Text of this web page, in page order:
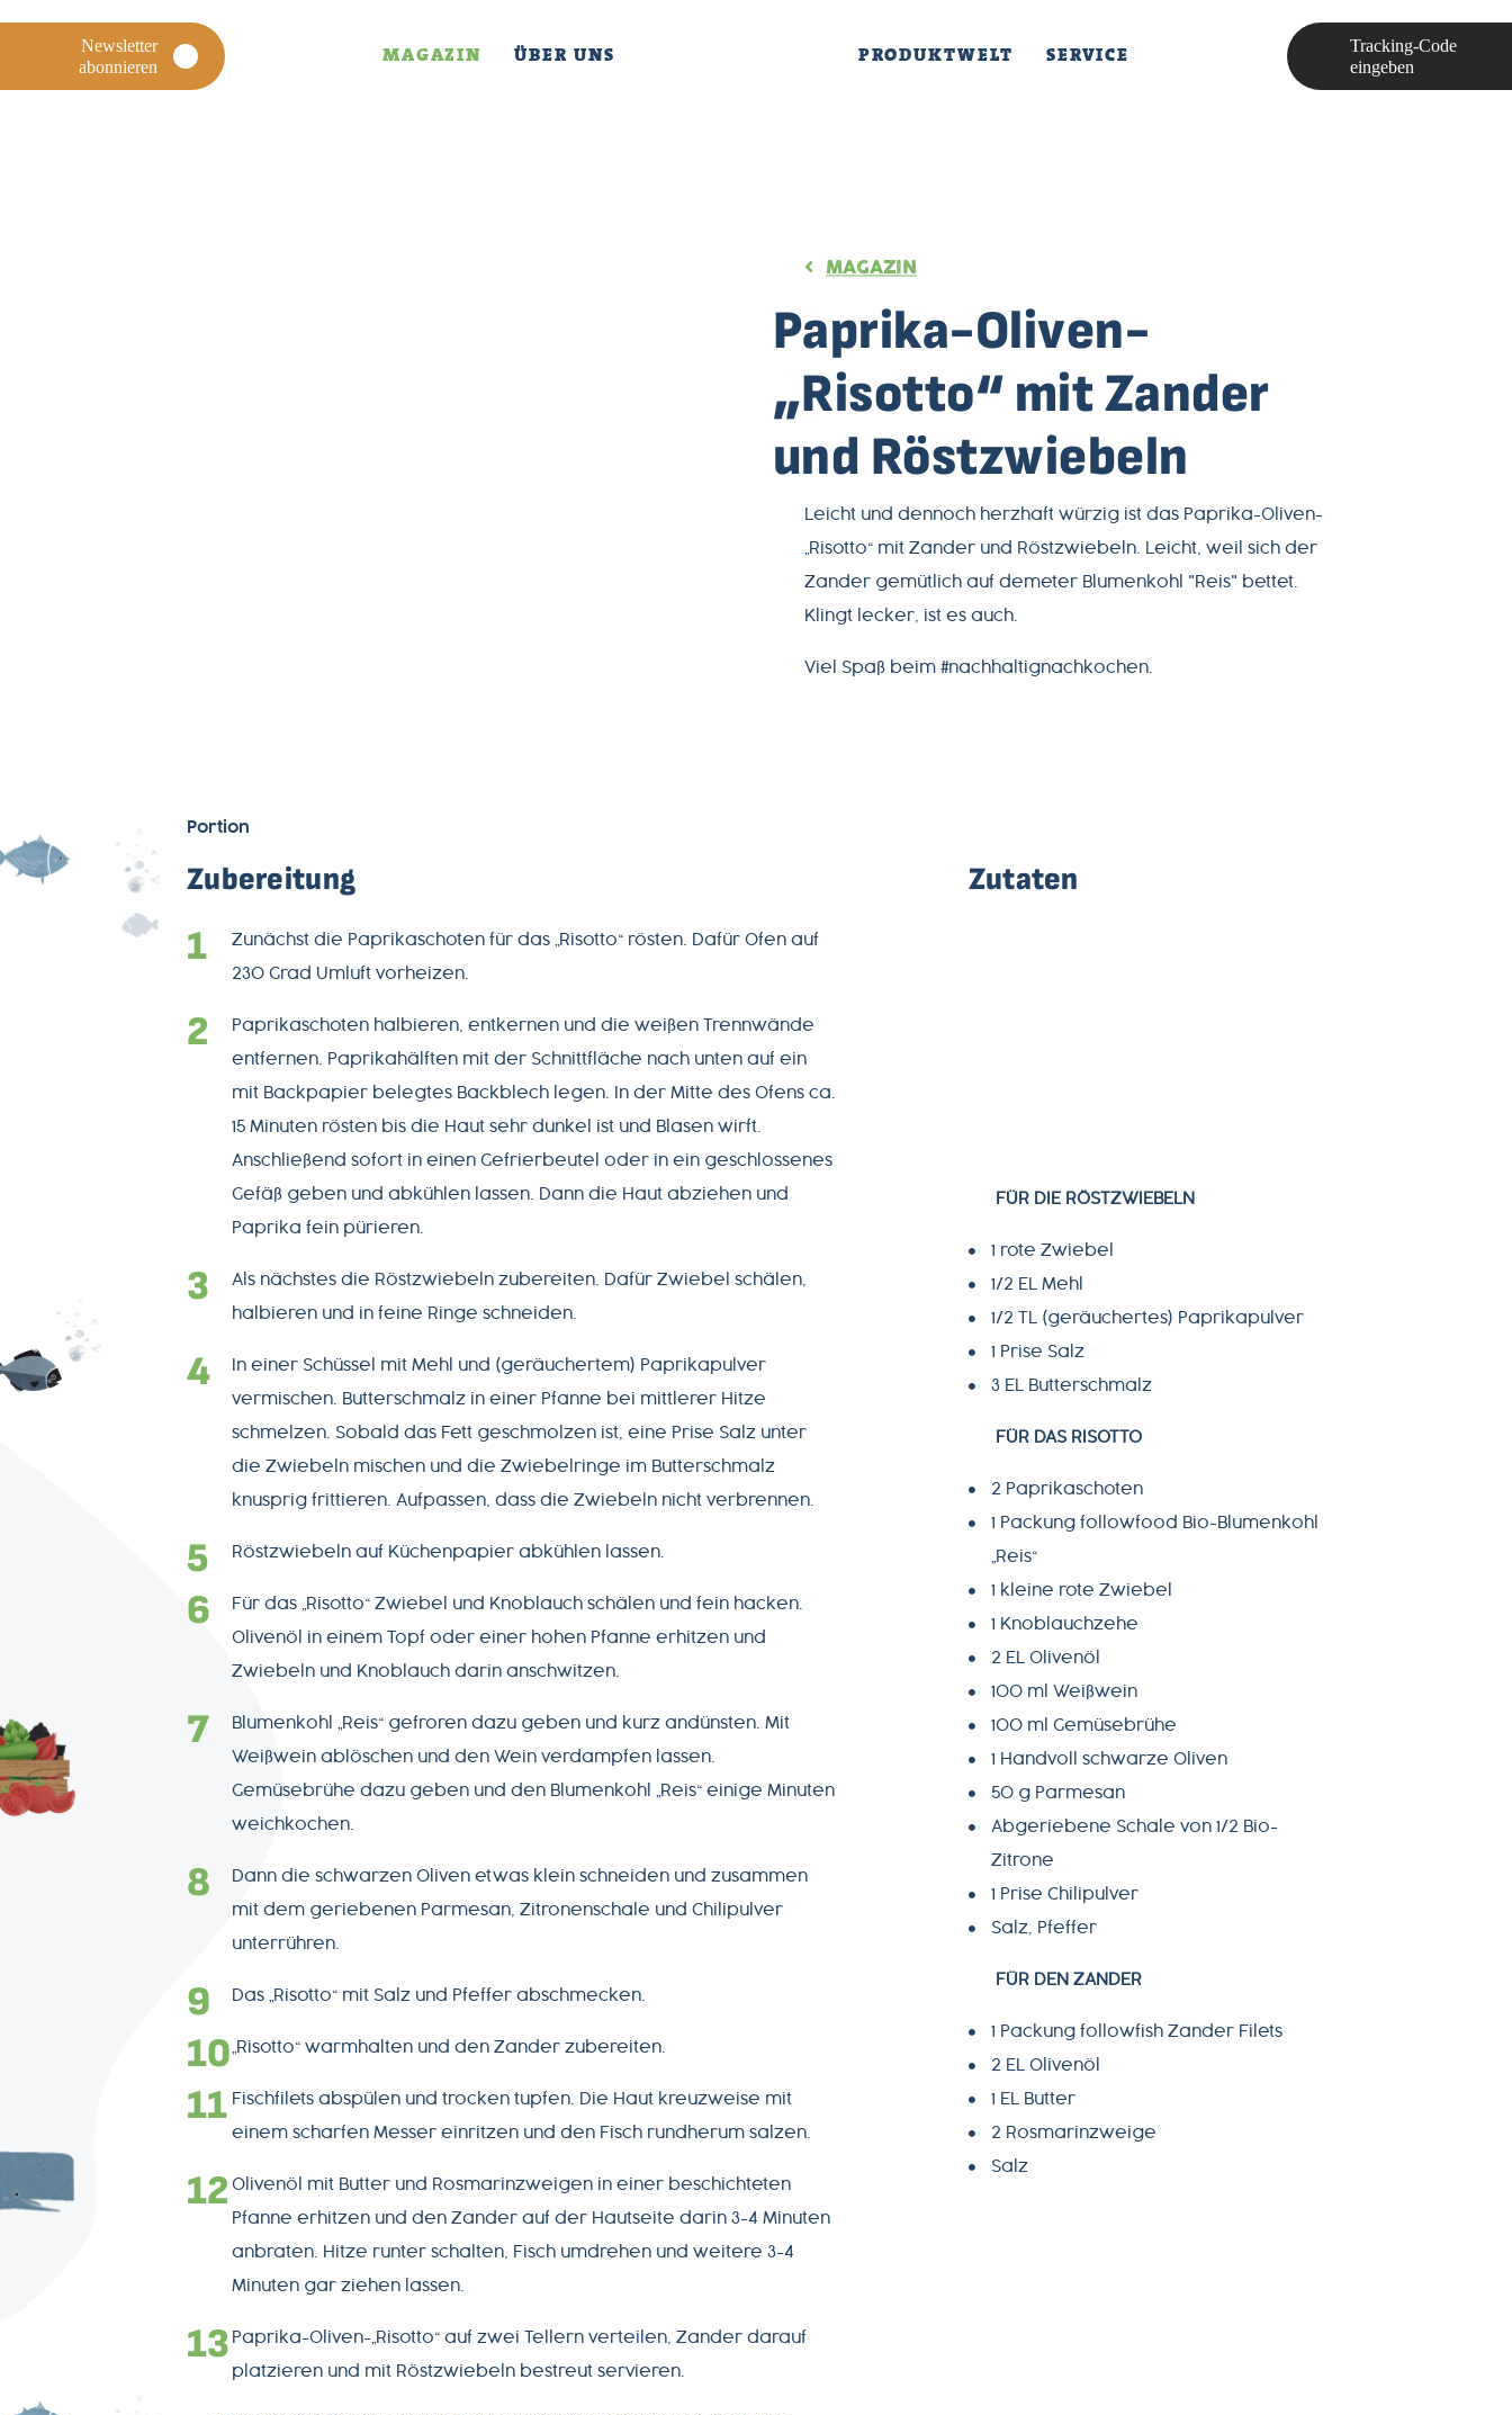
MAGAZIN ÜBER UNS PRODUKTWELT SERVICE
Newsletter
abonnieren
Tracking-Code
eingeben
MAGAZIN
Paprika-Oliven-
„Risotto“ mit Zander
und Röstzwiebeln
Leicht und dennoch herzhaft würzig ist das Paprika-Oliven-
„Risotto“ mit Zander und Röstzwiebeln. Leicht, weil sich der
Zander gemütlich auf demeter Blumenkohl "Reis" bettet.
Klingt lecker, ist es auch.
Viel Spaß beim #nachhaltignachkochen.
Portion
Zubereitung
Zunächst die Paprikaschoten für das „Risotto“ rösten. Dafür Ofen auf
230 Grad Umluft vorheizen.
Paprikaschoten halbieren, entkernen und die weißen Trennwände
entfernen. Paprikahälften mit der Schnittfläche nach unten auf ein
mit Backpapier belegtes Backblech legen. In der Mitte des Ofens ca.
15 Minuten rösten bis die Haut sehr dunkel ist und Blasen wirft.
Anschließend sofort in einen Gefrierbeutel oder in ein geschlossenes
Gefäß geben und abkühlen lassen. Dann die Haut abziehen und
Paprika fein pürieren.
Als nächstes die Röstzwiebeln zubereiten. Dafür Zwiebel schälen,
halbieren und in feine Ringe schneiden.
In einer Schüssel mit Mehl und (geräuchertem) Paprikapulver
vermischen. Butterschmalz in einer Pfanne bei mittlerer Hitze
schmelzen. Sobald das Fett geschmolzen ist, eine Prise Salz unter
die Zwiebeln mischen und die Zwiebelringe im Butterschmalz
knusprig frittieren. Aufpassen, dass die Zwiebeln nicht verbrennen.
Röstzwiebeln auf Küchenpapier abkühlen lassen.
Für das „Risotto“ Zwiebel und Knoblauch schälen und fein hacken.
Olivenöl in einem Topf oder einer hohen Pfanne erhitzen und
Zwiebeln und Knoblauch darin anschwitzen.
Blumenkohl „Reis“ gefroren dazu geben und kurz andünsten. Mit
Weißwein ablöschen und den Wein verdampfen lassen.
Gemüsebrühe dazu geben und den Blumenkohl „Reis“ einige Minuten
weichkochen.
Dann die schwarzen Oliven etwas klein schneiden und zusammen
mit dem geriebenen Parmesan, Zitronenschale und Chilipulver
unterrühren.
Das „Risotto“ mit Salz und Pfeffer abschmecken.
„Risotto“ warmhalten und den Zander zubereiten.
Fischfilets abspülen und trocken tupfen. Die Haut kreuzweise mit
einem scharfen Messer einritzen und den Fisch rundherum salzen.
Olivenöl mit Butter und Rosmarinzweigen in einer beschichteten
Pfanne erhitzen und den Zander auf der Hautseite darin 3-4 Minuten
anbraten. Hitze runter schalten, Fisch umdrehen und weitere 3-4
Minuten gar ziehen lassen.
Paprika-Oliven-„Risotto“ auf zwei Tellern verteilen, Zander darauf
platzieren und mit Röstzwiebeln bestreut servieren.
Zutaten
FÜR DIE RÖSTZWIEBELN
1 rote Zwiebel
1/2 EL Mehl
1/2 TL (geräuchertes) Paprikapulver
1 Prise Salz
3 EL Butterschmalz
FÜR DAS RISOTTO
2 Paprikaschoten
1 Packung followfood Bio-Blumenkohl
„Reis“
1 kleine rote Zwiebel
1 Knoblauchzehe
2 EL Olivenöl
100 ml Weißwein
100 ml Gemüsebrühe
1 Handvoll schwarze Oliven
50 g Parmesan
Abgeriebene Schale von 1/2 Bio-
Zitrone
1 Prise Chilipulver
Salz, Pfeffer
FÜR DEN ZANDER
1 Packung followfish Zander Filets
2 EL Olivenöl
1 EL Butter
2 Rosmarinzweige
Salz